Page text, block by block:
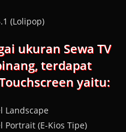
(Lolipop)
ukuran Sewa TV
terdapat
yaitu:
Landscape
Portrait (E-Kios Tipe)